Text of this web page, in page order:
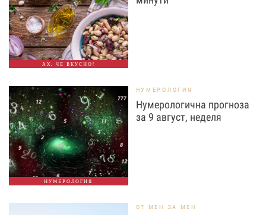
АХ, ЧЕ ВКУСНО!
НУМЕРОЛОГИЯ
НУМЕРОЛОГИЯ
Нумерологична прогноза
за 9 август, неделя
ОТ МЕН ЗА МЕН